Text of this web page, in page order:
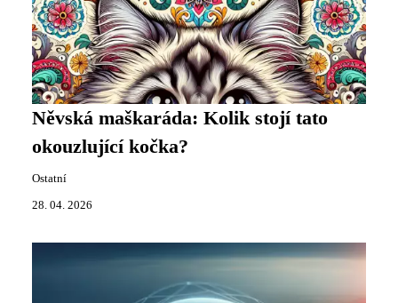
Něvská maškaráda: Kolik stojí tato
okouzlující kočka?
Ostatní
28. 04. 2026